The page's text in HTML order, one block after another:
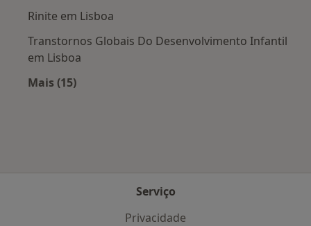
Rinite em Lisboa
Transtornos Globais Do Desenvolvimento Infantil
em Lisboa
Mais (15)
Serviço
Privacidade